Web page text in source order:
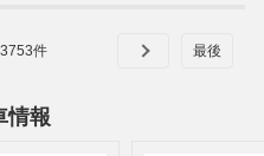
3753件
情報